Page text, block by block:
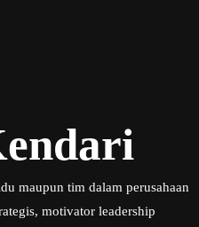
maupun tim dalam perusahaan
motivator leadership